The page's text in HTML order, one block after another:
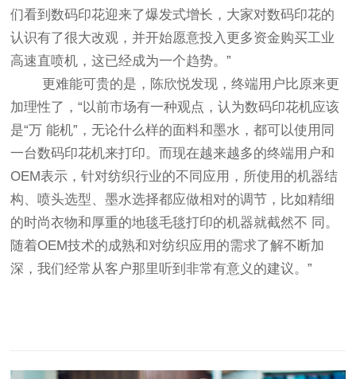
们看到数码印花迎来了爆发式增长，大家对数码印花的
认识有了很大改观，并开始愿意投入更多资金购买工业
高速直喷机，这已经成为一个趋势。”
更难能可贵的是，陈欣悦发现，终端用户比原来更
加理性了，“以前市场有一种观点，认为数码印花机应该
是“万 能机”，无论什么样的面料和墨水，都可以使用同
一台数码印花机来打印。而现在越来越多的终端用户和
OEM表示，针对纺织行业的不同应用，所使用的机器结
构、喷头选型、墨水选择都应做相对的调节，比如精细
的时尚衣物和厚重的地毯毛毯打印的机器就截然不 同。
随着OEM技术的成熟和对纺织应用的需求了解不断加
深，我们经常从客户那里听到非常有意义的建议。”